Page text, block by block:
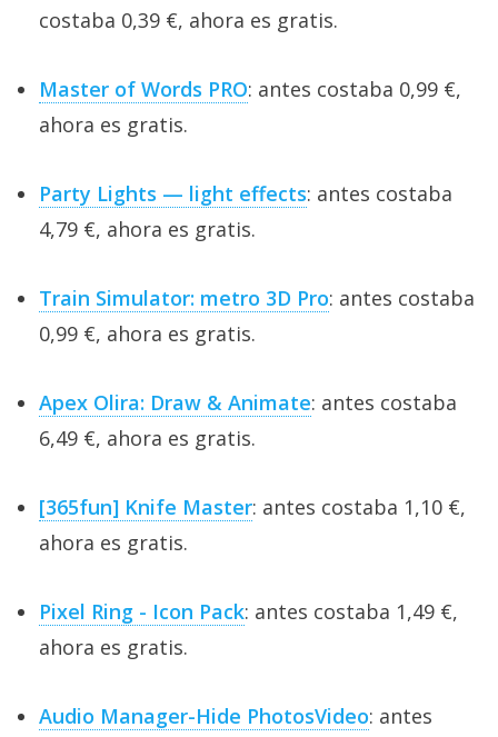
costaba 0,39 €, ahora es gratis.
Master of Words PRO: antes costaba 0,99 €,
ahora es gratis.
Party Lights — light effects: antes costaba
4,79 €, ahora es gratis.
Train Simulator: metro 3D Pro: antes costaba
0,99 €, ahora es gratis.
Apex Olira: Draw & Animate: antes costaba
6,49 €, ahora es gratis.
[365fun] Knife Master: antes costaba 1,10 €,
ahora es gratis.
Pixel Ring - Icon Pack: antes costaba 1,49 €,
ahora es gratis.
Audio Manager-Hide PhotosVideo: antes